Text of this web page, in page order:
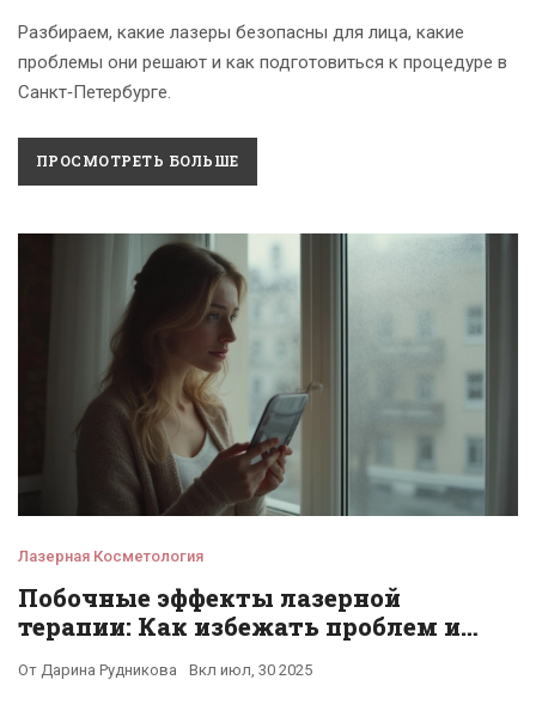
Разбираем, какие лазеры безопасны для лица, какие
проблемы они решают и как подготовиться к процедуре в
Санкт‑Петербурге.
ПРОСМОТРЕТЬ БОЛЬШЕ
Лазерная Косметология
Побочные эффекты лазерной
терапии: Как избежать проблем и
От Дарина Рудникова Вкл июл, 30 2025